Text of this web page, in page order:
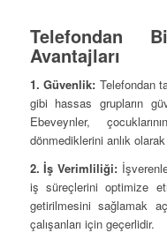
Telefondan
Avantajları
1. Güvenlik: Telefondan
gibi hassas grupların
Ebeveynler,
dönmediklerini anlık
2. İş Verimliliği:
iş süreçlerini optimize
getirilmesini sağlamak
çalışanları için geçerlidir.